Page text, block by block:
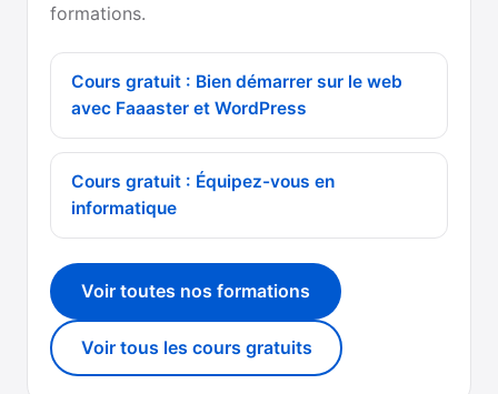
formations.
Cours gratuit : Bien démarrer sur le web
avec Faaaster et WordPress
Cours gratuit : Équipez-vous en
informatique
Voir toutes nos formations
Voir tous les cours gratuits